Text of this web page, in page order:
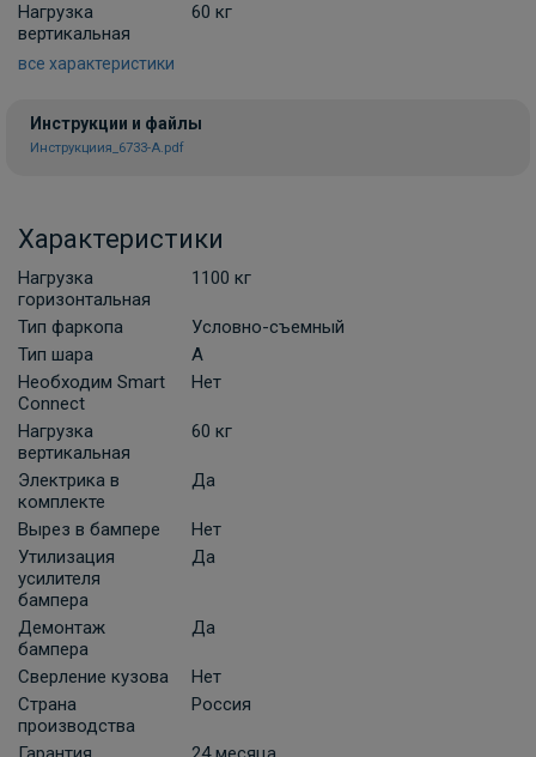
Нагрузка
вертикальная
60 кг
все характеристики
Инструкции и файлы
Инструкциия_6733-A.pdf
Характеристики
Нагрузка
горизонтальная
1100 кг
Тип фаркопа
Условно-съемный
Тип шара
A
Необходим Smart
Connect
Нет
Нагрузка
вертикальная
60 кг
Электрика в
комплекте
Да
Вырез в бампере
Нет
Утилизация
усилителя
бампера
Да
Демонтаж
бампера
Да
Сверление кузова
Нет
Страна
производства
Россия